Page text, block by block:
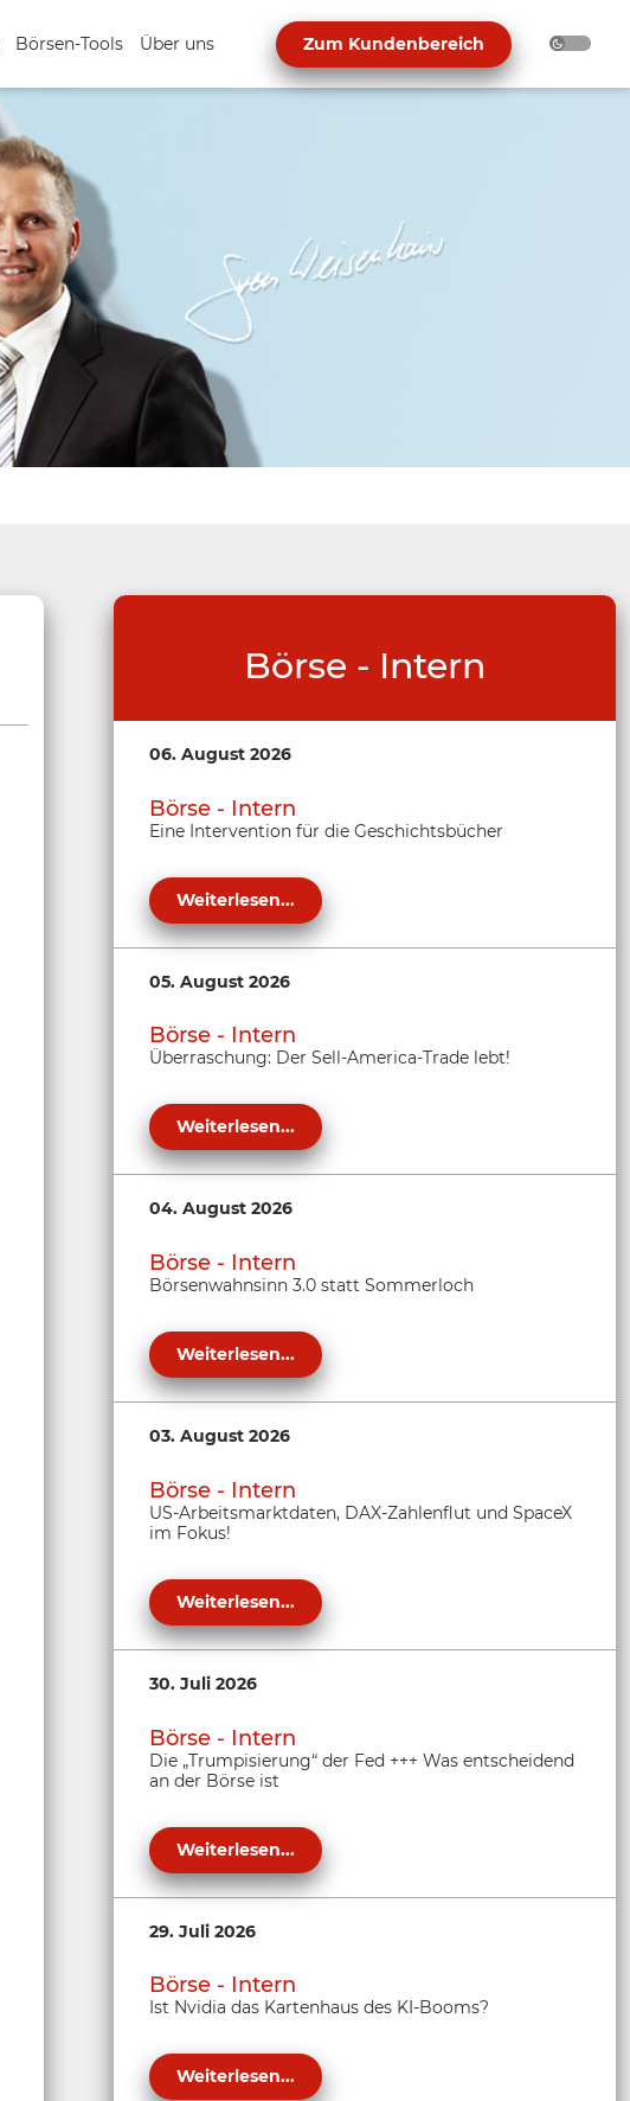
Börsen-Tools Über uns Zum Kundenbereich
Börse - Intern
06. August 2026
Börse - Intern
Eine Intervention für die Geschichtsbücher
Weiterlesen...
05. August 2026
Börse - Intern
Überraschung: Der Sell-America-Trade lebt!
Weiterlesen...
04. August 2026
Börse - Intern
Börsenwahnsinn 3.0 statt Sommerloch
Weiterlesen...
03. August 2026
Börse - Intern
US-Arbeitsmarktdaten, DAX-Zahlenflut und SpaceX
im Fokus!
Weiterlesen...
30. Juli 2026
Börse - Intern
Die „Trumpisierung“ der Fed +++ Was entscheidend
an der Börse ist
Weiterlesen...
29. Juli 2026
Börse - Intern
Ist Nvidia das Kartenhaus des KI-Booms?
Weiterlesen...